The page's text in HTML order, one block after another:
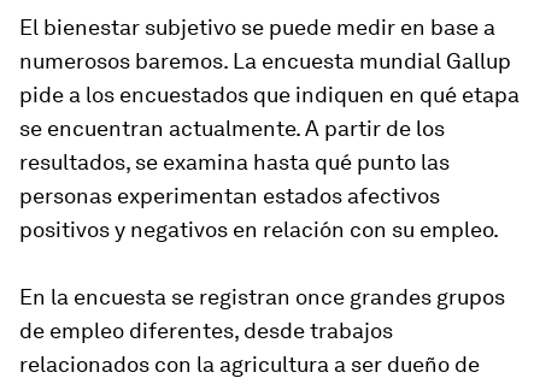
El bienestar subjetivo se puede medir en base a
numerosos baremos. La encuesta mundial Gallup
pide a los encuestados que indiquen en qué etapa
se encuentran actualmente. A partir de los
resultados, se examina hasta qué punto las
personas experimentan estados afectivos
positivos y negativos en relación con su empleo.
En la encuesta se registran once grandes grupos
de empleo diferentes, desde trabajos
relacionados con la agricultura a ser dueño de